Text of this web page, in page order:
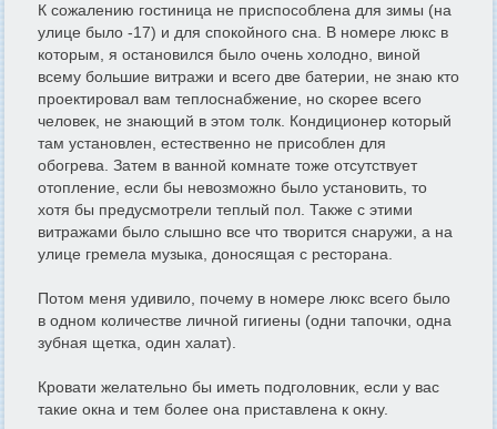
К сожалению гостиница не приспособлена для зимы (на
улице было -17) и для спокойного сна. В номере люкс в
которым, я остановился было очень холодно, виной
всему большие витражи и всего две батерии, не знаю кто
проектировал вам теплоснабжение, но скорее всего
человек, не знающий в этом толк. Кондиционер который
там установлен, естественно не присоблен для
обогрева. Затем в ванной комнате тоже отсутствует
отопление, если бы невозможно было установить, то
хотя бы предусмотрели теплый пол. Также с этими
витражами было слышно все что творится снаружи, а на
улице гремела музыка, доносящая с ресторана.
Потом меня удивило, почему в номере люкс всего было
в одном количестве личной гигиены (одни тапочки, одна
зубная щетка, один халат).
Кровати желательно бы иметь подголовник, если у вас
такие окна и тем более она приставлена к окну.